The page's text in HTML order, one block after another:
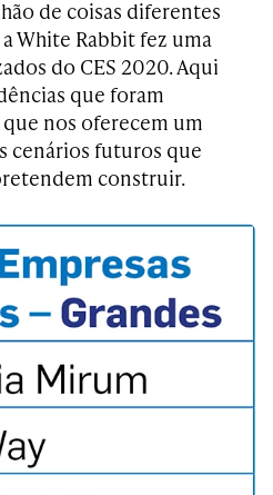
de coisas diferentes
White Rabbit fez uma
do CES 2020. Aqui
que foram
nos oferecem um
cenários futuros que
construir.